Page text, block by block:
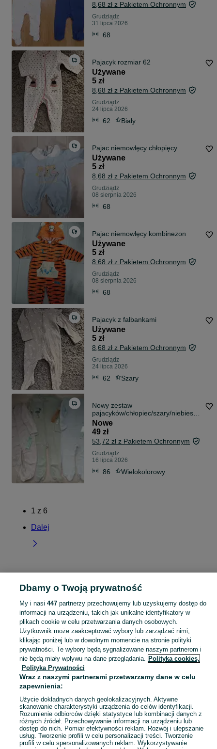
8,68 zł z Pakietem Ochronnym
Grudziądz
31 lipca 2026
68
Pajacyk rozmiar 62
Używane
5 zł
8,68 zł z Pakietem Ochronnym
Grudziądz
24 lipca 2026
62 Biały
Pajac niemowlęcy chłopięcy
Używane
5 zł
8,68 zł z Pakietem Ochronnym
Grudziądz
08 sierpnia 2026
68
Pajac niemowlęcy kombinezon
Używane
5 zł
8,68 zł z Pakietem Ochronnym
Grudziądz
08 sierpnia 2026
68
Pajacyk z falbankami
Używane
5 zł
8,68 zł z Pakietem Ochronnym
Grudziądz
24 lipca 2026
62 Szary
Nowy zestaw
pajacyków/chłopiec/szary/niebieski/
zielony/so cute/r.80/86
Nowe
49 zł
53,72 zł z Pakietem Ochronnym
Grudziądz
16 lipca 2026
86 Wielokolorowy
1 z 6
Dalej
Kujawsko-pomorskie
Pajacyki - Grudziądz
KATEGORIA
ubranko do chrztu dla chłopca , ubranko do chrztu dla dziewczynki ubranko
Zobacz
Mapa kategorii
Mapa miejscowości
Mapa ministron
Popularne wyszukiwania
Dbamy o Twoją prywatność
My i nasi 447partnerzy przechowujemy lub uzyskujemy dostęp do
informacji na urządzeniu, takich jak unikalne identyfikatory w
plikach cookie w celu przetwarzania danych osobowych.
Użytkownik może zaakceptować wybory lub zarządzać nimi,
klikając poniżej lub w dowolnym momencie na stronie polityki
prywatności. Te wybory będą sygnalizowane naszym partnerom i
nie będą miały wpływu na dane przeglądania. Polityka cookies,
Polityka Prywatności
Wraz z naszymi partnerami przetwarzamy dane w celu
zapewnienia:
Użycie dokładnych danych geolokalizacyjnych. Aktywne
skanowanie charakterystyki urządzenia do celów identyfikacji.
Rozumienie odbiorców dzięki statystyce lub kombinacji danych z
różnych źródeł. Przechowywanie informacji na urządzeniu lub
dostęp do nich. Pomiar efektywności reklam. Rozwój i ulepszanie
usług. Tworzenie profili w celu personalizacji treści. Tworzenie
profili w celu spersonalizowanych reklam. Wykorzystywanie